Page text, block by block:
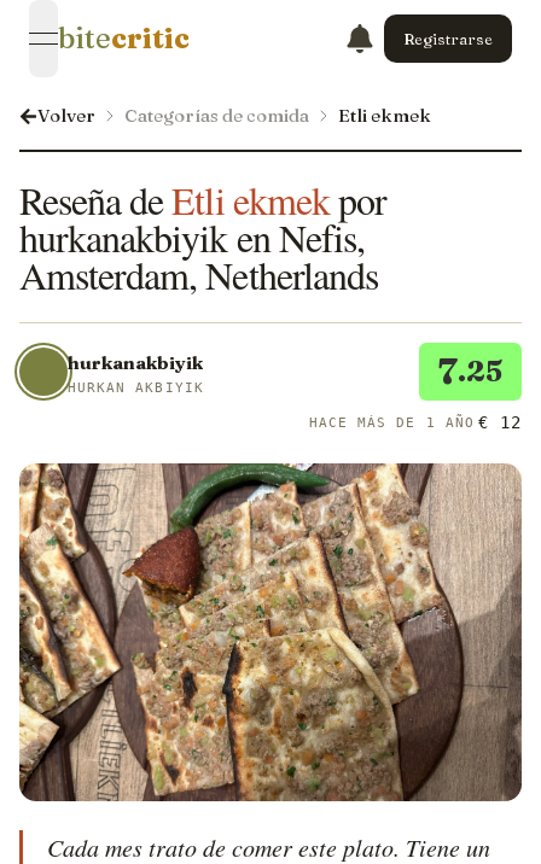
open navigation menu
bitecritic Registrarse
Volver Categorías de comida Etli ekmek
Reseña deEtli ekmekpor
hurkanakbiyik en Nefis,
Amsterdam, Netherlands
hurkanakbiyik
HURKAN AKBIYIK 7.25
HACE MÁS DE 1 AÑO € 12
Cada mes trato de comer este plato. Tiene un